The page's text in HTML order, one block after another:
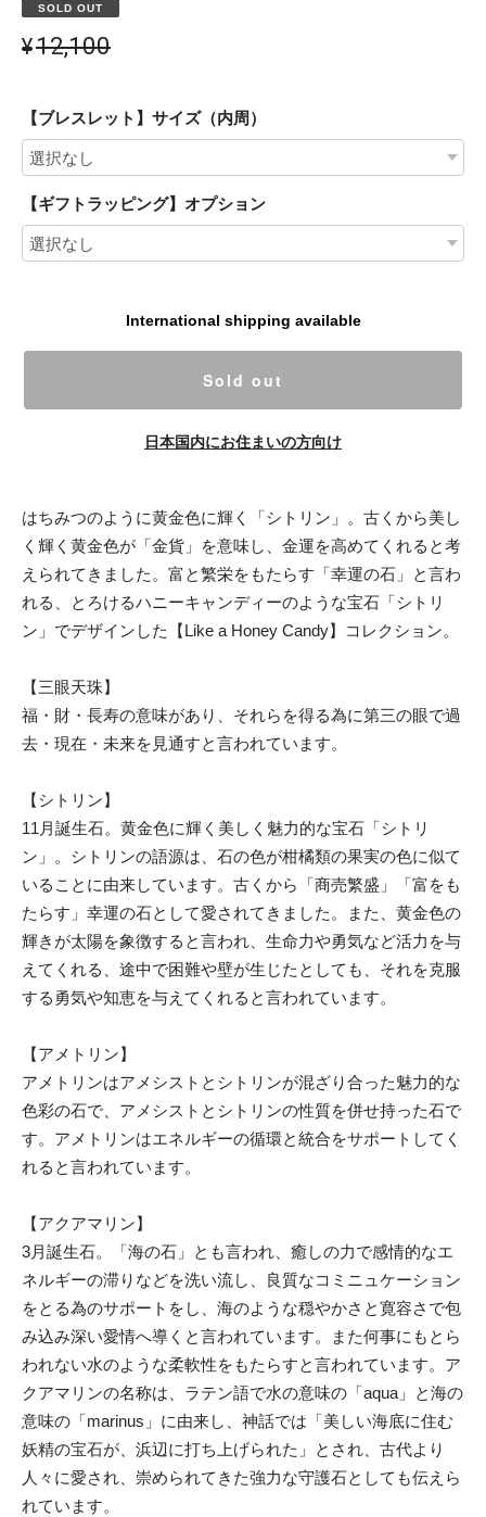
SOLD OUT
¥12,100
【ブレスレット】サイズ（内周）
【ギフトラッピング】オプション
International shipping available
Sold out
日本国内にお住まいの方向け
はちみつのように黄金色に輝く「シトリン」。古くから美し
く輝く黄金色が「金貨」を意味し、金運を高めてくれると考
えられてきました。富と繁栄をもたらす「幸運の石」と言わ
れる、とろけるハニーキャンディーのような宝石「シトリ
ン」でデザインした【Like a Honey Candy】コレクション。
【三眼天珠】
福・財・長寿の意味があり、それらを得る為に第三の眼で過
去・現在・未来を見通すと言われています。
【シトリン】
11月誕生石。黄金色に輝く美しく魅力的な宝石「シトリ
ン」。シトリンの語源は、石の色が柑橘類の果実の色に似て
いることに由来しています。古くから「商売繁盛」「富をも
たらす」幸運の石として愛されてきました。また、黄金色の
輝きが太陽を象徴すると言われ、生命力や勇気など活力を与
えてくれる、途中で困難や壁が生じたとしても、それを克服
する勇気や知恵を与えてくれると言われています。
【アメトリン】
アメトリンはアメシストとシトリンが混ざり合った魅力的な
色彩の石で、アメシストとシトリンの性質を併せ持った石で
す。アメトリンはエネルギーの循環と統合をサポートしてく
れると言われています。
【アクアマリン】
3月誕生石。「海の石」とも言われ、癒しの力で感情的なエ
ネルギーの滞りなどを洗い流し、良質なコミニュケーション
をとる為のサポートをし、海のような穏やかさと寛容さで包
み込み深い愛情へ導くと言われています。また何事にもとら
われない水のような柔軟性をもたらすと言われています。ア
クアマリンの名称は、ラテン語で水の意味の「aqua」と海の
意味の「marinus」に由来し、神話では「美しい海底に住む
妖精の宝石が、浜辺に打ち上げられた」とされ、古代より
人々に愛され、崇められてきた強力な守護石としても伝えら
れています。